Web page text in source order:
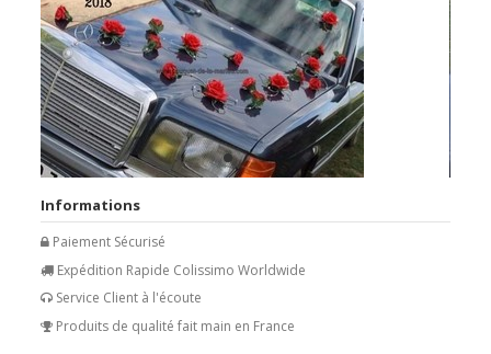
Informations
Paiement Sécurisé
Expédition Rapide Colissimo Worldwide
Service Client à l'écoute
Produits de qualité fait main en France